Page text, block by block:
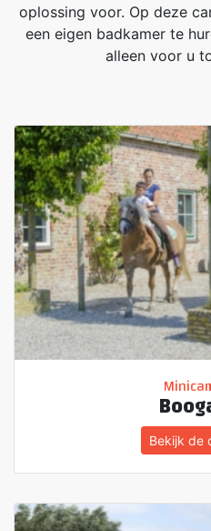
oplossing voor. Op deze
een eigen badkamer te
alleen voor u
Bekijk de